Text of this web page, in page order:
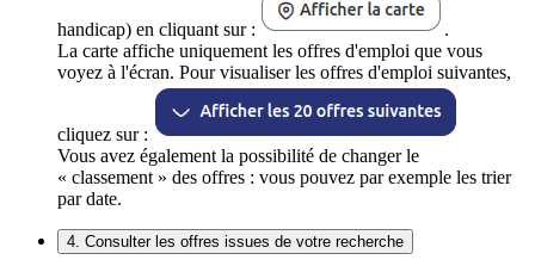
handicap) en cliquant sur :
.
La carte affiche uniquement les offres d'emploi que vous
voyez à l'écran. Pour visualiser les offres d'emploi suivantes,
cliquez sur :
Vous avez également la possibilité de changer le
« classement » des offres : vous pouvez par exemple les trier
par date.
4. Consulter les offres issues de votre recherche